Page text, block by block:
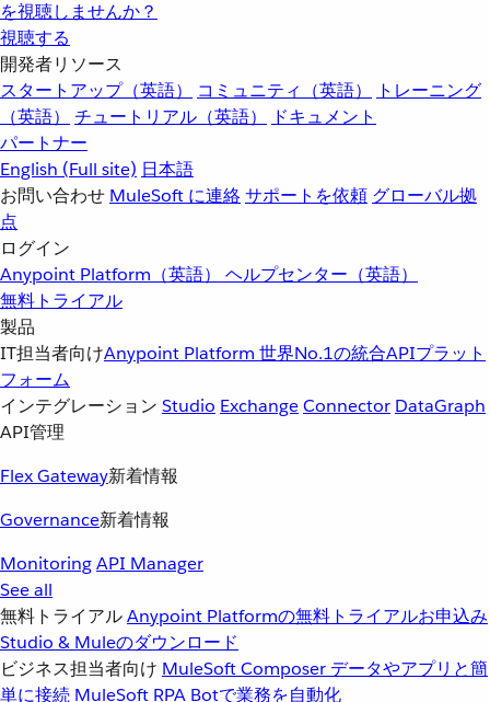
を視聴しませんか？
視聴する
開発者リソース
スタートアップ（英語）
コミュニティ（英語）
トレーニング
（英語）
チュートリアル（英語）
ドキュメント
パートナー
English (Full site) 日本語
お問い合わせ MuleSoft に連絡サポートを依頼 グローバル拠
点
ログイン
Anypoint Platform（英語） ヘルプセンター（英語）
無料トライアル
製品
IT担当者向けAnypoint Platform 世界No.1の統合APIプラット
フォーム
インテグレーション Studio ExchangeConnector DataGraph
API管理
Flex Gateway新着情報
Governance新着情報
MonitoringAPI Manager
See all
無料トライアルAnypoint Platformの無料トライアルお申込み
Studio & Muleのダウンロード
ビジネス担当者向け MuleSoft Composer データやアプリと簡
単に接続 MuleSoft RPA Botで業務を自動化